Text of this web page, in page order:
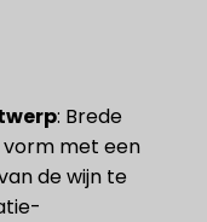
​: Brede
met een
de wijn te